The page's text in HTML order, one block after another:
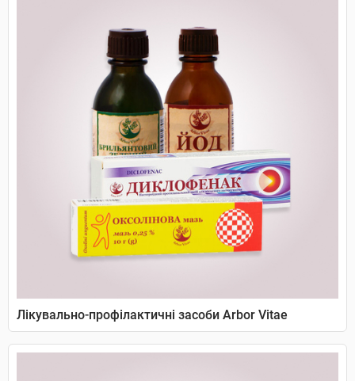
Лікувально-профілактичні засоби Arbor Vitae